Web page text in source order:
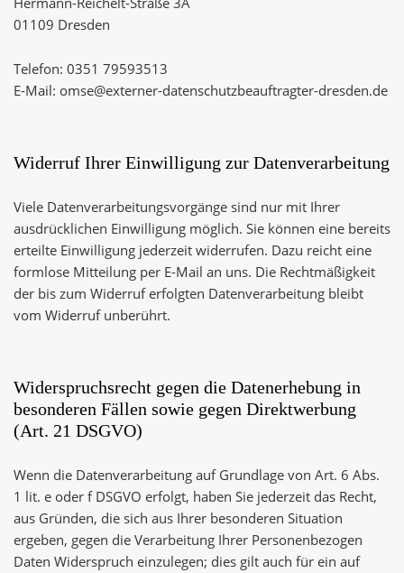
01109 Dresden
Telefon: 0351 79593513
E-Mail: omse@externer-datenschutzbeauftragter-dresden.de
Widerruf Ihrer Einwilligung zur Datenverarbeitung
Viele Datenverarbeitungsvorgänge sind nur mit Ihrer
ausdrücklichen Einwilligung möglich. Sie können eine bereits
erteilte Einwilligung jederzeit widerrufen. Dazu reicht eine
formlose Mitteilung per E-Mail an uns. Die Rechtmäßigkeit
der bis zum Widerruf erfolgten Datenverarbeitung bleibt
vom Widerruf unberührt.
Widerspruchsrecht gegen die Datenerhebung in
besonderen Fällen sowie gegen Direktwerbung
(Art. 21 DSGVO)
Wenn die Datenverarbeitung auf Grundlage von Art. 6 Abs.
1 lit. e oder f DSGVO erfolgt, haben Sie jederzeit das Recht,
aus Gründen, die sich aus Ihrer besonderen Situation
ergeben, gegen die Verarbeitung Ihrer Personenbezogen
Daten Widerspruch einzulegen; dies gilt auch für ein auf